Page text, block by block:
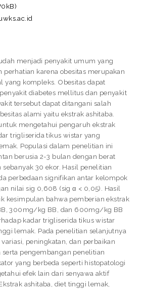
menjadi penyakit umum yang
karena obesitas merupakan
yang kompleks. Obesitas dapat
diabetes mellitus dan penyakit
tersebut dapat ditangani salah
alami yaitu ekstrak ashitaba.
mengetahui pengaruh ekstrak
trigliserida tikus wistar yang
Populasi dalam penelitian ini
berusia 2-3 bulan dengan berat
30 ekor. Hasil penelitian
perbedaan signifikan antar kelompok
nilai sig 0,608 (sig α < 0,05). Hasil
kesimpulan bahwa pemberian ekstrak
300mg/kg BB, dan 600mg/kg BB
kadar trigliserida tikus wistar
lemak. Pada penelitian selanjutnya
peningkatan, dan perbaikan
serta pengembangan penelitian
yang berbeda seperti histopatologi
efek lain dari senyawa aktif
ashitaba, diet tinggi lemak,